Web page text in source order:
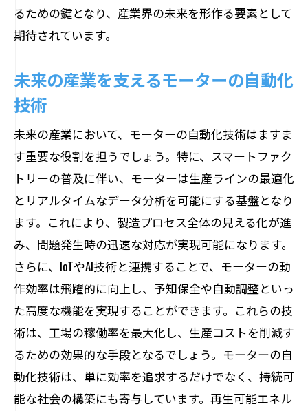
るための鍵となり、産業界の未来を形作る要素として
期待されています。
未来の産業を支えるモーターの自動化
技術
未来の産業において、モーターの自動化技術はますま
す重要な役割を担うでしょう。特に、スマートファク
トリーの普及に伴い、モーターは生産ラインの最適化
とリアルタイムなデータ分析を可能にする基盤となり
ます。これにより、製造プロセス全体の見える化が進
み、問題発生時の迅速な対応が実現可能になります。
さらに、IoTやAI技術と連携することで、モーターの動
作効率は飛躍的に向上し、予知保全や自動調整といっ
た高度な機能を実現することができます。これらの技
術は、工場の稼働率を最大化し、生産コストを削減す
るための効果的な手段となるでしょう。モーターの自
動化技術は、単に効率を追求するだけでなく、持続可
能な社会の構築にも寄与しています。再生可能エネル